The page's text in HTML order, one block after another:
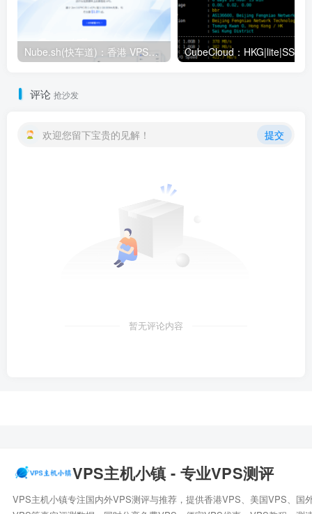
Nube.sh(快车道)：香港 VPS测评——AMD EPYC 高性能节点、低延迟中港回程与全流媒体解锁实测报告（2025 最新）
评论 抢沙发
欢迎您留下宝贵的见解！ 提交
暂无评论内容
VPS主机小镇 - 专业VPS测评
VPS主机小镇专注国内外VPS测评与推荐，提供香港VPS、美国VPS、国